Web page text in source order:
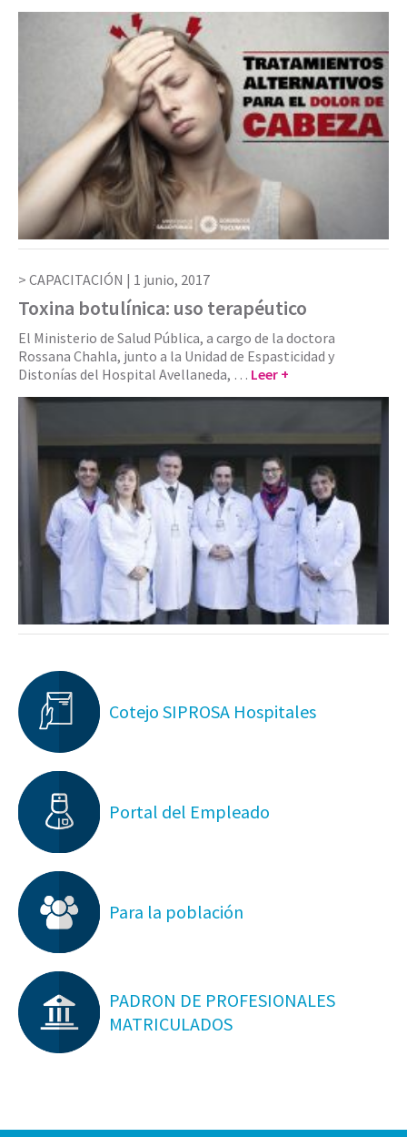
CAPACITACIÓN | 1 junio, 2017
Toxina botulínica: uso terapéutico
El Ministerio de Salud Pública, a cargo de la doctora
Rossana Chahla, junto a la Unidad de Espasticidad y
Distonías del Hospital Avellaneda, … Leer +
Cotejo SIPROSA Hospitales
Portal del Empleado
Para la población
PADRON DE PROFESIONALES
MATRICULADOS